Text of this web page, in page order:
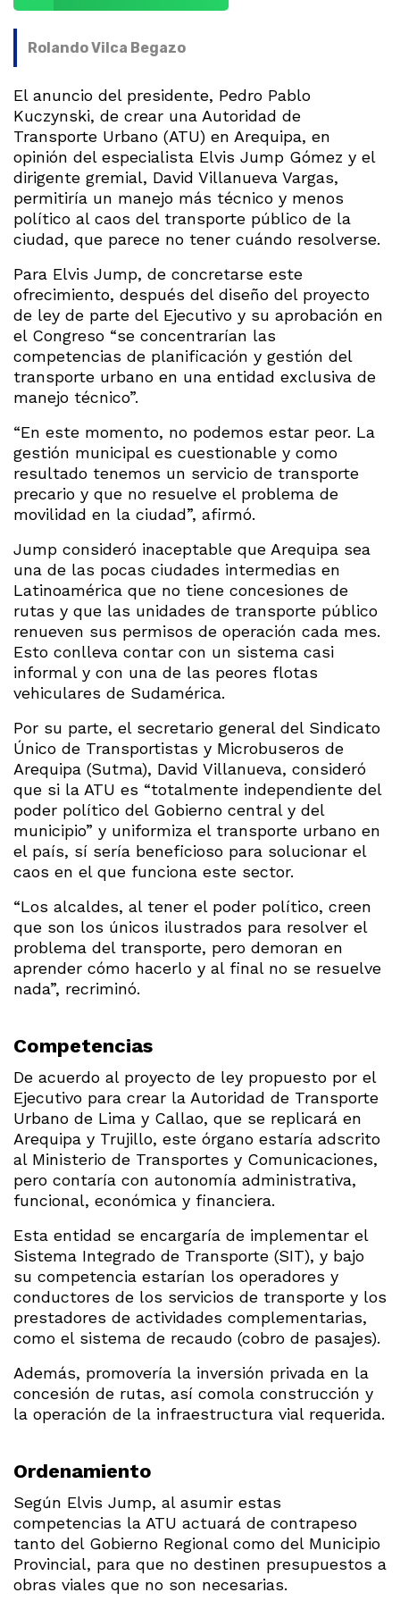
Rolando Vilca Begazo
El anuncio del presidente, Pedro Pablo
Kuczynski, de crear una Autoridad de
Transporte Urbano (ATU) en Arequipa, en
opinión del especialista Elvis Jump Gómez y el
dirigente gremial, David Villanueva Vargas,
permitiría un manejo más técnico y menos
político al caos del transporte público de la
ciudad, que parece no tener cuándo resolverse.
Para Elvis Jump, de concretarse este
ofrecimiento, después del diseño del proyecto
de ley de parte del Ejecutivo y su aprobación en
el Congreso “se concentrarían las
competencias de planificación y gestión del
transporte urbano en una entidad exclusiva de
manejo técnico”.
“En este momento, no podemos estar peor. La
gestión municipal es cuestionable y como
resultado tenemos un servicio de transporte
precario y que no resuelve el problema de
movilidad en la ciudad”, afirmó.
Jump consideró inaceptable que Arequipa sea
una de las pocas ciudades intermedias en
Latinoamérica que no tiene concesiones de
rutas y que las unidades de transporte público
renueven sus permisos de operación cada mes.
Esto conlleva contar con un sistema casi
informal y con una de las peores flotas
vehiculares de Sudamérica.
Por su parte, el secretario general del Sindicato
Único de Transportistas y Microbuseros de
Arequipa (Sutma), David Villanueva, consideró
que si la ATU es “totalmente independiente del
poder político del Gobierno central y del
municipio” y uniformiza el transporte urbano en
el país, sí sería beneficioso para solucionar el
caos en el que funciona este sector.
“Los alcaldes, al tener el poder político, creen
que son los únicos ilustrados para resolver el
problema del transporte, pero demoran en
aprender cómo hacerlo y al final no se resuelve
nada”, recriminó.
Competencias
De acuerdo al proyecto de ley propuesto por el
Ejecutivo para crear la Autoridad de Transporte
Urbano de Lima y Callao, que se replicará en
Arequipa y Trujillo, este órgano estaría adscrito
al Ministerio de Transportes y Comunicaciones,
pero contaría con autonomía administrativa,
funcional, económica y financiera.
Esta entidad se encargaría de implementar el
Sistema Integrado de Transporte (SIT), y bajo
su competencia estarían los operadores y
conductores de los servicios de transporte y los
prestadores de actividades complementarias,
como el sistema de recaudo (cobro de pasajes).
Además, promovería la inversión privada en la
concesión de rutas, así comola construcción y
la operación de la infraestructura vial requerida.
Ordenamiento
Según Elvis Jump, al asumir estas
competencias la ATU actuará de contrapeso
tanto del Gobierno Regional como del Municipio
Provincial, para que no destinen presupuestos a
obras viales que no son necesarias.